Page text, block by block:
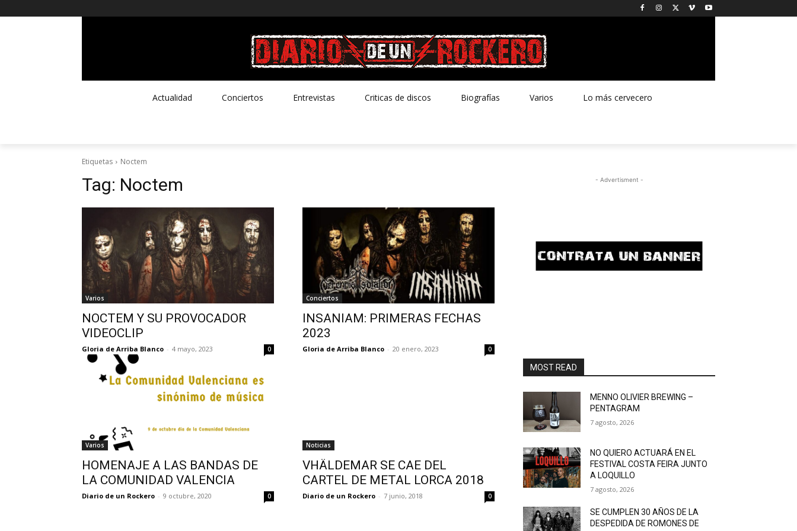
Actualidad Conciertos Entrevistas Criticas de discos Biografías Varios Lo más cervecero
Etiquetas Noctem
Tag: Noctem
Varios
NOCTEM Y SU PROVOCADOR
VIDEOCLIP
Gloria de Arriba Blanco - 4 mayo, 2023 0
Conciertos
INSANIAM: PRIMERAS FECHAS
2023
Gloria de Arriba Blanco - 20 enero, 2023 0
Varios
HOMENAJE A LAS BANDAS DE
LA COMUNIDAD VALENCIA
Diario de un Rockero - 9 octubre, 2020 0
Noticias
VHÄLDEMAR SE CAE DEL
CARTEL DE METAL LORCA 2018
Diario de un Rockero - 7 junio, 2018 0
- Advertisment -
MOST READ
MENNO OLIVIER BREWING –
PENTAGRAM
7 agosto, 2026
NO QUIERO ACTUARÁ EN EL
FESTIVAL COSTA FEIRA JUNTO
A LOQUILLO
7 agosto, 2026
SE CUMPLEN 30 AÑOS DE LA
DESPEDIDA DE ROMONES DE